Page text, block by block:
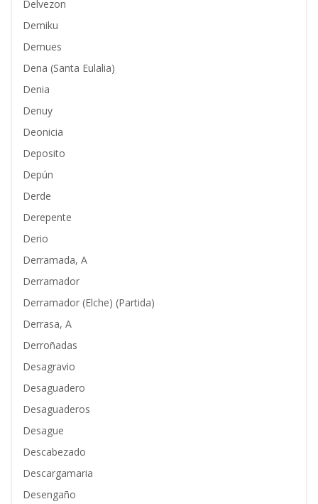
Delvezon
Demiku
Demues
Dena (Santa Eulalia)
Denia
Denuy
Deonicia
Deposito
Depún
Derde
Derepente
Derio
Derramada, A
Derramador
Derramador (Elche) (Partida)
Derrasa, A
Derroñadas
Desagravio
Desaguadero
Desaguaderos
Desague
Descabezado
Descargamaria
Desengaño